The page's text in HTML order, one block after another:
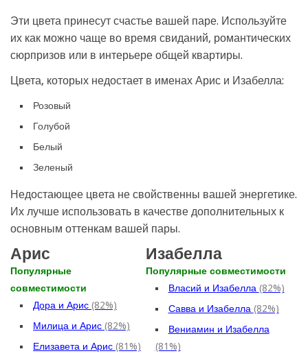
Эти цвета принесут счастье вашей паре. Используйте
их как можно чаще во время свиданий, романтических
сюрпризов или в интерьере общей квартиры.
Цвета, которых недостает в именах Арис и Изабелла:
Розовый
Голубой
Белый
Зеленый
Недостающее цвета не свойственны вашей энергетике.
Их лучше использовать в качестве дополнительных к
основным оттенкам вашей пары.
Арис
Популярные
совместимости
Дора и Арис (82%)
Милица и Арис (82%)
Елизавета и Арис (81%)
Изабелла
Популярные совместимости
Власий и Изабелла (82%)
Савва и Изабелла (82%)
Вениамин и Изабелла
(81%)